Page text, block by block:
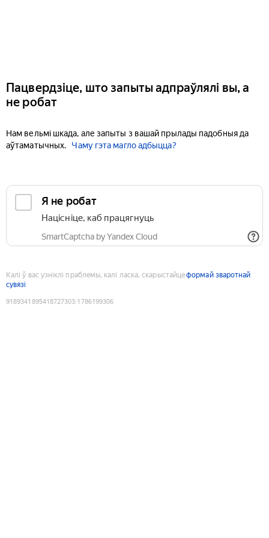
Пацвердзіце, што запыты адпраўлялі вы, а
не робат
Нам вельмі шкада, але запыты з вашай прылады падобныя да
аўтаматычных.
Чаму гэта магло адбыцца?
Я не робат
Націсніце, каб працягнуць
SmartCaptcha by Yandex Cloud
Калі ў вас узніклі праблемы, калі ласка, скарыстайцеформай зваротнай
сувязі
9189341895418727303:1786199306